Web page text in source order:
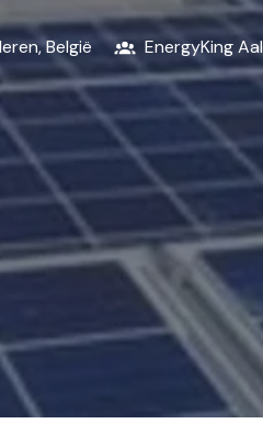
,België EnergyKing